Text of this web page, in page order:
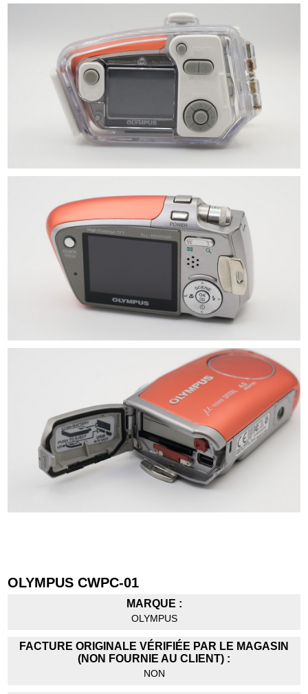
OLYMPUS CWPC-01
MARQUE :
OLYMPUS
FACTURE ORIGINALE VÉRIFIÉE PAR LE MAGASIN
(NON FOURNIE AU CLIENT) :
NON